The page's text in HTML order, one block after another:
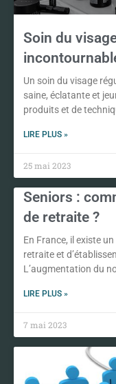
Soin du
Un soin du visage
saine, éclatante et
produits et de
LIRE PLUS »
25 mai 2023
Seniors :
de retraite ?
En France, il existe
retraite et
L’augmentation du
LIRE PLUS »
7 mai 2023